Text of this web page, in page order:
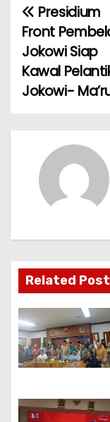
N
a
v
g
o
s
Presidium
Front
Jokowi Siap
Kawal
Jokowi-
Related Post